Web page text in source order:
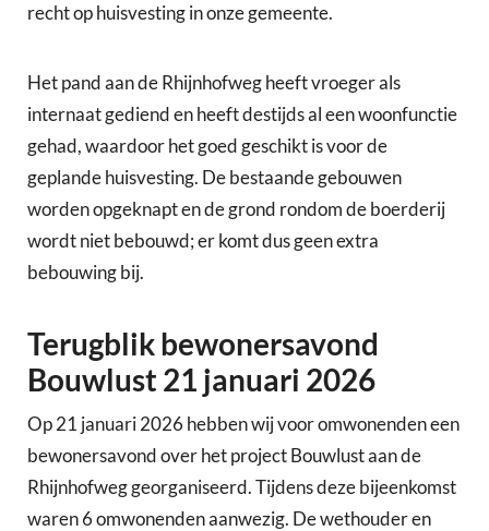
recht op huisvesting in onze gemeente.
Het pand aan de Rhijnhofweg heeft vroeger als
internaat gediend en heeft destijds al een woonfunctie
gehad, waardoor het goed geschikt is voor de
geplande huisvesting. De bestaande gebouwen
worden opgeknapt en de grond rondom de boerderij
wordt niet bebouwd; er komt dus geen extra
bebouwing bij.
Terugblik bewonersavond
Bouwlust 21 januari 2026
Op 21 januari 2026 hebben wij voor omwonenden een
bewonersavond over het project Bouwlust aan de
Rhijnhofweg georganiseerd. Tijdens deze bijeenkomst
waren 6 omwonenden aanwezig. De wethouder en